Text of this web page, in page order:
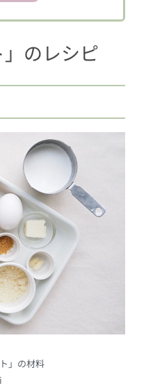
」のレシピ
」の材料